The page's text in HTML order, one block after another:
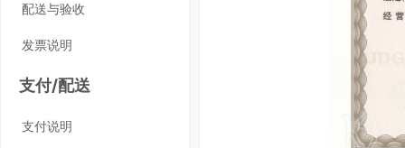
配送与验收
发票说明
支付/配送
支付说明